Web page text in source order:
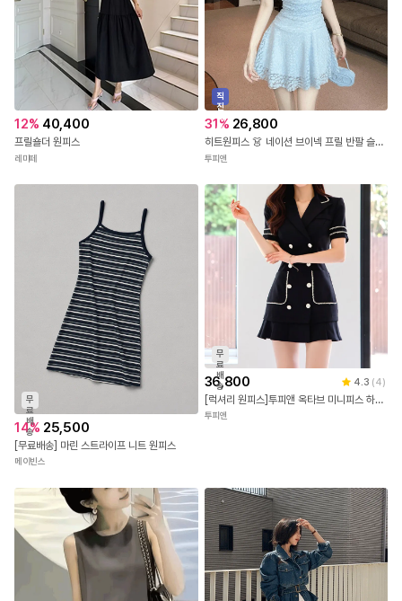
12% 40,400
프릴숄더 원피스
레미떼
직
진
배
송
31% 26,800
히트원피스 👗 네이션 브이넥 프릴 반팔 슬림 자수 시스루 플레어 여성 미니 섹시원피스 0064
투피앤
무
료
배
송
14% 25,500
[무료배송] 마린 스트라이프 니트 원피스
메이빈스
무
료
배
송
36,800 4.3 (4)
[럭셔리 원피스]투피앤 옥타브 미니피스 하객룩 신상 원피스 섹시원피스 2608
투피앤